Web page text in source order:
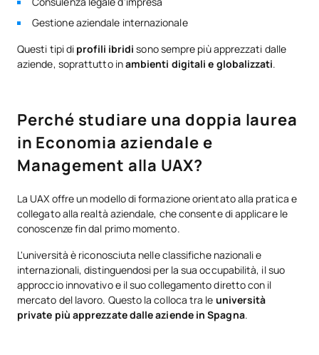
Gestione aziendale internazionale
Questi tipi di profili ibridisono sempre più apprezzati dalle
aziende, soprattutto inambienti digitali e globalizzati.
Perché studiare una doppia laurea
in Economia aziendale e
Management alla UAX?
La UAX offre un modello di formazione orientato alla pratica e
collegato alla realtà aziendale, che consente di applicare le
conoscenze fin dal primo momento.
L'università è riconosciuta nelle classifiche nazionali e
internazionali, distinguendosi per la sua occupabilità, il suo
approccio innovativo e il suo collegamento diretto con il
mercato del lavoro. Questo la colloca tra le università
private più apprezzate dalle aziende in Spagna.